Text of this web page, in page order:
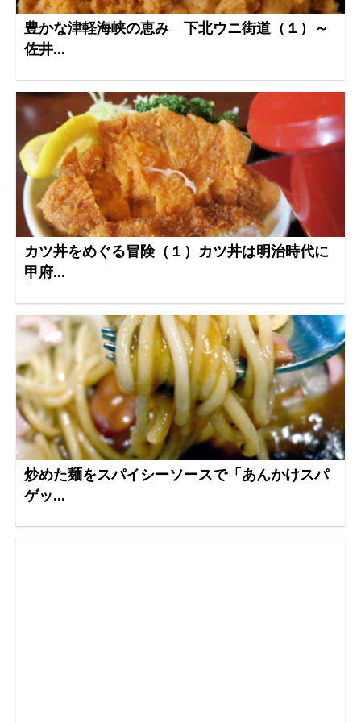
豊かな津軽海峡の恵み 下北ウニ街道（１）～
佐井...
カツ丼をめぐる冒険（１）カツ丼は明治時代に
甲府...
炒めた麺をスパイシーソースで「あんかけスパ
ゲッ...